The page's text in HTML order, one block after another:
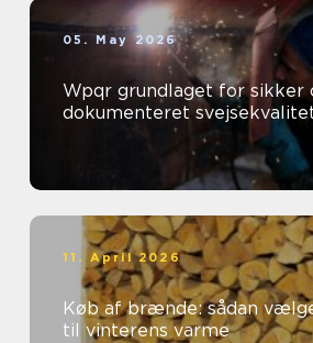
05. May 2026
Wpqr grundlaget for sikker og
dokumenteret
11. April 2026
Køb af brænde: sådan
til vinterens varme